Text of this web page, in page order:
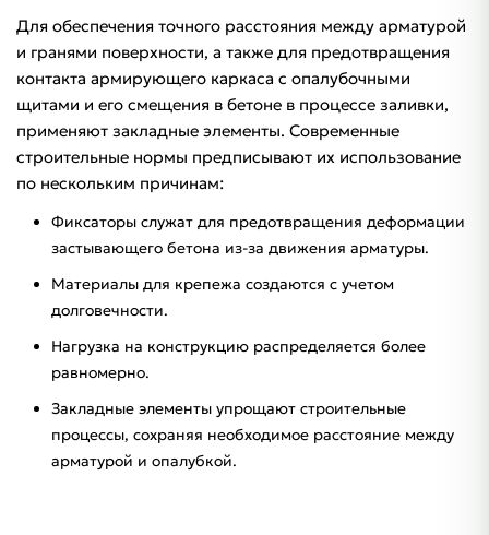
Для обеспечения точного расстояния между арматурой
и гранями поверхности, а также для предотвращения
контакта армирующего каркаса с опалубочными
щитами и его смещения в бетоне в процессе заливки,
применяют закладные элементы. Современные
строительные нормы предписывают их использование
по нескольким причинам:
Фиксаторы служат для предотвращения деформации
застывающего бетона из-за движения арматуры.
Материалы для крепежа создаются с учетом
долговечности.
Нагрузка на конструкцию распределяется более
равномерно.
Закладные элементы упрощают строительные
процессы, сохраняя необходимое расстояние между
арматурой и опалубкой.